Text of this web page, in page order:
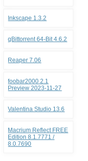
Inkscape 1.3.2
qBittorrent 64-Bit 4.6.2
Reaper 7.06
foobar2000 2.1
Preview 2023-11-27
Valentina Studio 13.6
Macrium Reflect FREE
Edition 8.1.7771 /
8.0.7690